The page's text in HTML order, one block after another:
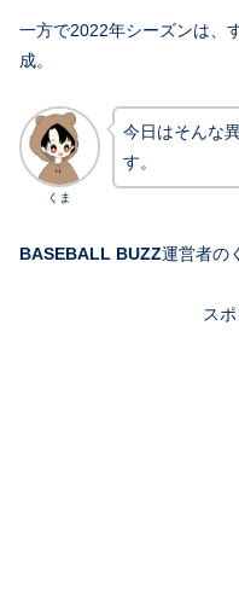
一方で2022年シーズンは、
成。
くま
今日はそんな
す。
BASEBALL BUZZ運営者の
ス